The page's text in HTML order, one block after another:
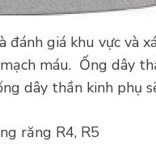
giá khu vực và
máu. Ống dây
dây thần kinh phụ
răng R4, R5